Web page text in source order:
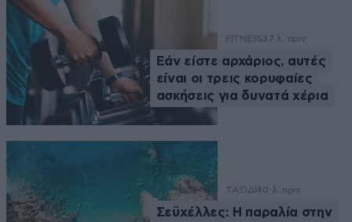
FITNESS37 λ. πριν
Εάν είστε αρχάριος, αυτές
είναι οι τρεις κορυφαίες
ασκήσεις για δυνατά χέρια
ΤΑΞΙΔΙ40 λ. πριν
Σεϋχέλλες: Η παραλία στην